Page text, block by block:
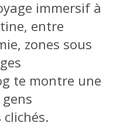
immersif à
entre
zones sous
te montre une